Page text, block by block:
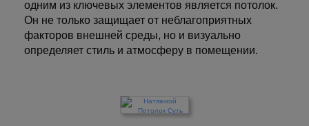
одним из ключевых элементов является потолок.
Он не только защищает от неблагоприятных
факторов внешней среды, но и визуально
определяет стиль и атмосферу в помещении.